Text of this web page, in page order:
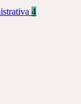
4